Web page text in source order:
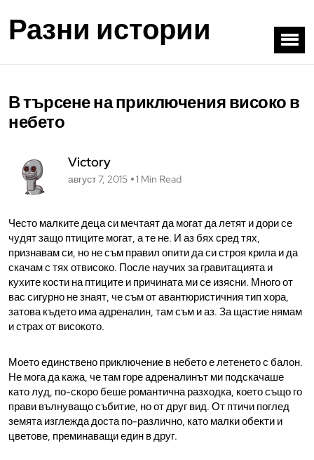
Разни истории
В търсене на приключения високо в
небето
Victory
август 7, 2015 1 Min Read
Често малките деца си мечтаят да могат да летят и дори се
чудят защо птиците могат, а те не. И аз бях сред тях,
признавам си, но не съм правил опити да си строя крила и да
скачам с тях отвисоко. После научих за гравитацията и
кухите кости на птиците и причината ми се изясни. Много от
вас сигурно не знаят, че съм от авантюристичния тип хора,
затова където има адреналин, там съм и аз. За щастие нямам
и страх от високото.
Моето единствено приключение в небето е летенето с балон.
Не мога да кажа, че там горе адреналинът ми подскачаше
като луд, по-скоро беше романтична разходка, което също го
прави вълнуващо събитие, но от друг вид. От птичи поглед
земята изглежда доста по-различно, като малки обекти и
цветове, преминаващи един в друг.